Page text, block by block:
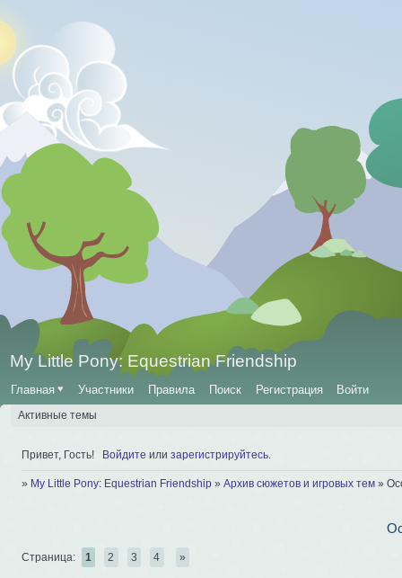
My Little Pony: Equestrian Friendship
Главная ♥ Участники Правила Поиск Регистрация Войти
Активные темы
Привет, Гость! Войдите или зарегистрируйтесь
» My Little Pony: Equestrian Friendship » Архив сюжетов и игровых тем »
Страница: 1 2 3 4 »